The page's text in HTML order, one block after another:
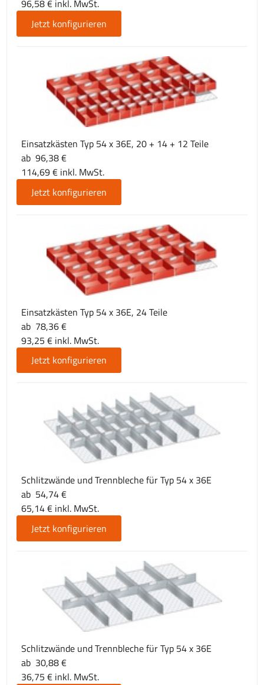
96,58 € inkl. MwSt.
Jetzt konfigurieren
Einsatzkästen Typ 54 x 36E, 20 + 14 + 12 Teile
ab 96,38 €
114,69 € inkl. MwSt.
Jetzt konfigurieren
Einsatzkästen Typ 54 x 36E, 24 Teile
ab 78,36 €
93,25 € inkl. MwSt.
Jetzt konfigurieren
Schlitzwände und Trennbleche für Typ 54 x 36E
ab 54,74 €
65,14 € inkl. MwSt.
Jetzt konfigurieren
Schlitzwände und Trennbleche für Typ 54 x 36E
ab 30,88 €
36,75 € inkl. MwSt.